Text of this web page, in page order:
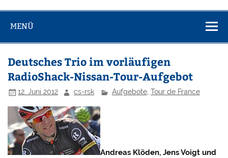
MENÜ
Deutsches Trio im vorläufigen
RadioShack-Nissan-Tour-Aufgebot
12. Juni 2012 cs-rsk Aufgebote, Tour de France
Andreas Klöden, Jens Voigt und